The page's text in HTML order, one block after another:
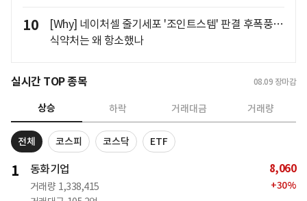
10
[Why] 네이처셀 줄기세포 '조인트스템' 판결 후폭풍…
식약처는 왜 항소했나
실시간 TOP 종목 08.09 장마감
상승 하락 거래대금 거래량
전체 코스피 코스닥 ETF
1 동화기업
거래량 1,338,415
8,060
+30%